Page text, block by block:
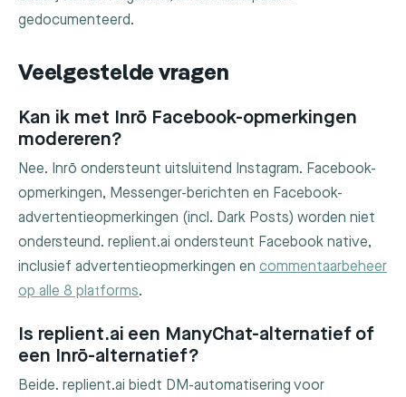
gedocumenteerd.
Veelgestelde vragen
Kan ik met Inrō Facebook-opmerkingen
modereren?
Nee. Inrō ondersteunt uitsluitend Instagram. Facebook-
opmerkingen, Messenger-berichten en Facebook-
advertentieopmerkingen (incl. Dark Posts) worden niet
ondersteund. replient.ai ondersteunt Facebook native,
inclusief advertentieopmerkingen en commentaarbeheer
op alle 8 platforms.
Is replient.ai een ManyChat-alternatief of
een Inrō-alternatief?
Beide. replient.ai biedt DM-automatisering voor